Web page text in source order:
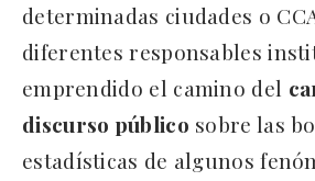
determinadas ciudades o
diferentes responsables
emprendido el camino del
discurso público sobre las
estadísticas de algunos